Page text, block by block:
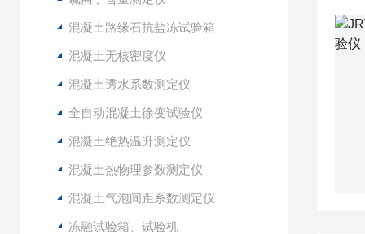
混凝土路缘石抗盐冻试验箱
混凝土无核密度仪
混凝土透水系数测定仪
全自动混凝土徐变试验仪
混凝土绝热温升测定仪
混凝土热物理参数测定仪
混凝土气泡间距系数测定仪
冻融试验箱、试验机